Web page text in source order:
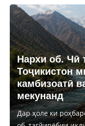
Нархи об. Чӣ
Тоҷикистон
камбизоатӣ
мекунанд
Дар ҳоле ки